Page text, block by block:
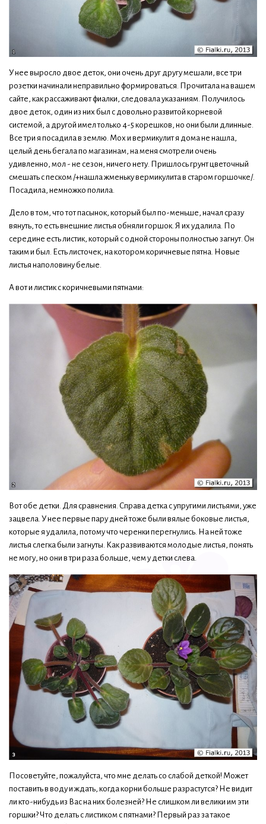
У нее выросло двое деток, они очень друг другу мешали, все три
розетки начинали неправильно формироваться. Прочитала на вашем
сайте, как рассаживают фиалки, следовала указаниям. Получилось
двое деток, один из них был с довольно развитой корневой
системой, а другой имел только 4-5 корешков, но они были длинные.
Все три я посадила в землю. Мох и вермикулит я дома не нашла,
целый день бегала по магазинам, на меня смотрели очень
удивленно, мол - не сезон, ничего нету. Пришлось грунт цветочный
смешать с песком /+нашла жменьку вермикулита в старом горшочке/.
Посадила, немножко полила.
Дело в том, что тот пасынок, который был по-меньше, начал сразу
вянуть, то есть внешние листья обняли горшок. Я их удалила. По
середине есть листик, который с одной стороны полностью загнут. Он
таким и был. Есть листочек, на котором коричневые пятна. Новые
листья наполовину белые.
А вот и листик с коричневыми пятнами:
Вот обе детки. Для сравнения. Справа детка с упругими листьями, уже
зацвела. У нее первые пару дней тоже были вялые боковые листья,
которые я удалила, потому что черенки перегнулись. На ней тоже
листья слегка были загнуты. Как развиваются молодые листья, понять
не могу, но они в три раза больше, чем у детки слева.
Посоветуйте, пожалуйста, что мне делать со слабой деткой! Может
поставить в воду и ждать, когда корни больше разрастутся? Не видит
ли кто-нибудь из Вас на них болезней? Не слишком ли велики им эти
горшки? Что делать с листиком с пятнами? Первый раз за такое